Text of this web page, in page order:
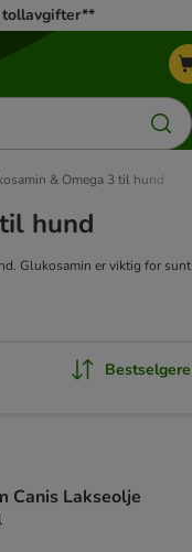
tollavgifter**
& Omega 3 til hund
hund
Glukosamin er viktig for sunt
Bestselgere
Canis Lakseolje